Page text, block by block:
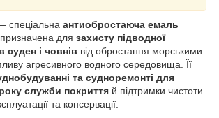
спеціальна антиобростаюча емаль
, призначена для захисту підводної
суден і човнів від обростання морськими
агресивного водного середовища. Її
та судноремонті для
служби покриття й підтримки чистоти
та консервації.